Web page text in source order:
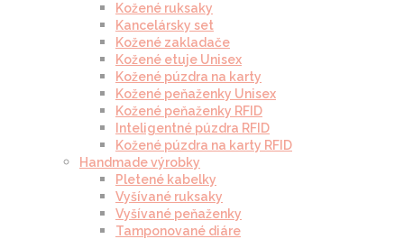
Kožené ruksaky
Kancelársky set
Kožené zakladače
Kožené etuje Unisex
Kožené púzdra na karty
Kožené peňaženky Unisex
Kožené peňaženky RFID
Inteligentné púzdra RFID
Kožené púzdra na karty RFID
Handmade výrobky
Pletené kabelky
Vyšívané ruksaky
Vyšívané peňaženky
Tamponované diáre